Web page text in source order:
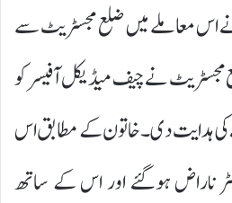
اس معاملے میں ضلع مجسٹریٹ سے
نے چیف میڈیکل آفیسر کو
کی ہدایت دی۔ خاتون کے مطابق اس
ناراض ہوگئے اور اس کے ساتھ